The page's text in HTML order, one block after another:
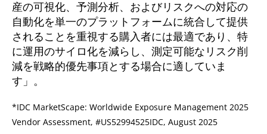
産の可視化、予測分析、およびリスクへの対応の
自動化を単一のプラットフォームに統合して提供
されることを重視する購入者には最適であり、特
に運用のサイロ化を減らし、測定可能なリスク削
減を戦略的優先事項とする場合に適していま
す」。
*IDC MarketScape: Worldwide Exposure Management 2025
Vendor Assessment, #US52994525IDC, August 2025